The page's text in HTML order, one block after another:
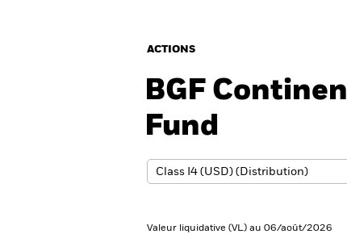
ACTIONS
BGF
Fund
Valeur liquidative (VL) au 06/août/2026